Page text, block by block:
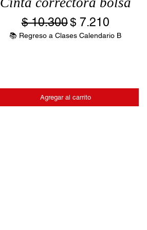
Precio
$ 10.300Precio de oferta
$ 7.210
📚 Regreso a Clases Calendario B
Agregar al carrito